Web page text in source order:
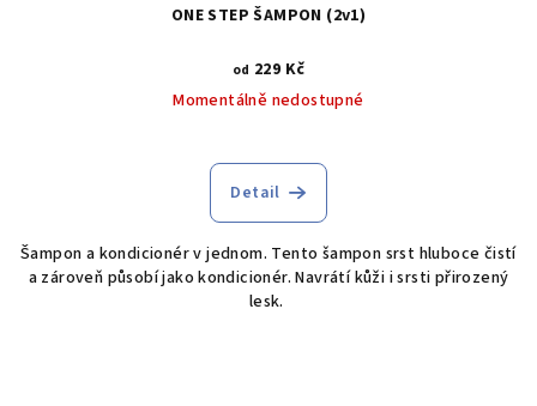
ONE STEP ŠAMPON (2v1)
od 229 Kč
Momentálně nedostupné
Detail
Šampon a kondicionér v jednom. Tento šampon srst hluboce čistí
a zároveň působí jako kondicionér. Navrátí kůži i srsti přirozený
lesk.